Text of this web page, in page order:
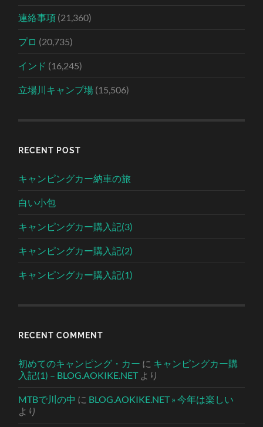
連絡事項 (21,360)
プロ (20,735)
インド (16,245)
立場川キャンプ場 (15,506)
RECENT POST
キャンピングカー納車の旅
白い小包
キャンピングカー購入記(3)
キャンピングカー購入記(2)
キャンピングカー購入記(1)
RECENT COMMENT
初めてのキャンピング・カー に キャンピングカー購
入記(1) – BLOG.AOKIKE.NETより
MTBで川の中 に BLOG.AOKIKE.NET » 今年は楽しい
より